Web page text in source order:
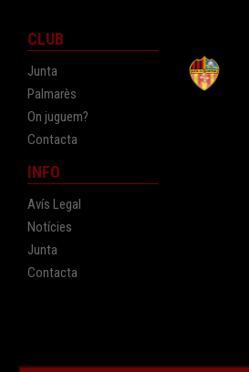
CLUB
Junta
Palmarès
On juguem?
Contacta
INFO
Avís Legal
Notícies
Junta
Contacta